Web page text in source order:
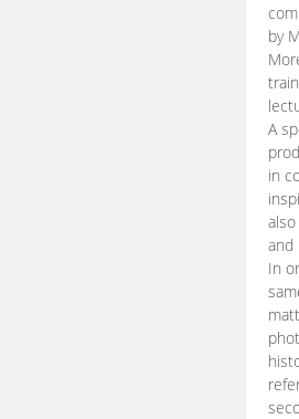
by
A
in
and
In